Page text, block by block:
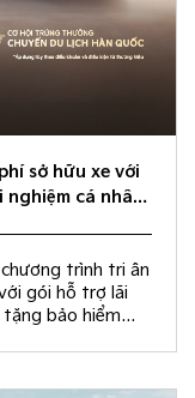
sở hữu xe với
cá nhân
trình tri ân
gói hỗ trợ lãi
bảo hiểm